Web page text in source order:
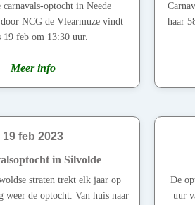
carnavals-optocht in Neede
door NCG de Vlearmuze vindt
19 feb om 13:30 uur.
Meer info
haar
19 feb 2023
in Silvolde
straten trekt elk jaar op
weer de optocht. Van huis naar
De
uur